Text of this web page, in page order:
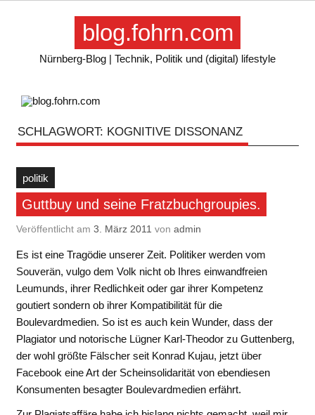
Skip
blog.fohrn.com
Nürnberg-Blog | Technik, Politik und (digital) lifestyle
SCHLAGWORT: KOGNITIVE DISSONANZ
politik
Guttbuy und seine Fratzbuchgroupies.
Veröffentlicht am 3. März 2011 von admin
Es ist eine Tragödie unserer Zeit. Politiker werden vom
Souverän, vulgo dem Volk nicht ob Ihres einwandfreien
Leumunds, ihrer Redlichkeit oder gar ihrer Kompetenz
goutiert sondern ob ihrer Kompatibilität für die
Boulevardmedien. So ist es auch kein Wunder, dass der
Plagiator und notorische Lügner Karl-Theodor zu Guttenberg,
der wohl größte Fälscher seit Konrad Kujau, jetzt über
Facebook eine Art der Scheinsolidarität von ebendiesen
Konsumenten besagter Boulevardmedien erfährt.